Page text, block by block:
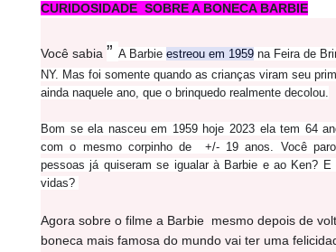
CURIDOSIDADE SOBRE A BONECA BARBIE
Você sabia ” A Barbie estreou em 1959 na Feira de
NY. Mas foi somente quando as crianças viram seu
ainda naquele ano, que o brinquedo realmente decolou.
Bom se ela nasceu em 1959 hoje 2023 ela tem 64
com o mesmo corpinho de +/- 19 anos. Você
pessoas já quiseram se igualar à Barbie e ao Ken? E
vidas?
Agora sobre o filme a Barbie mesmo depois de
boneca mais famosa do mundo vai ter uma